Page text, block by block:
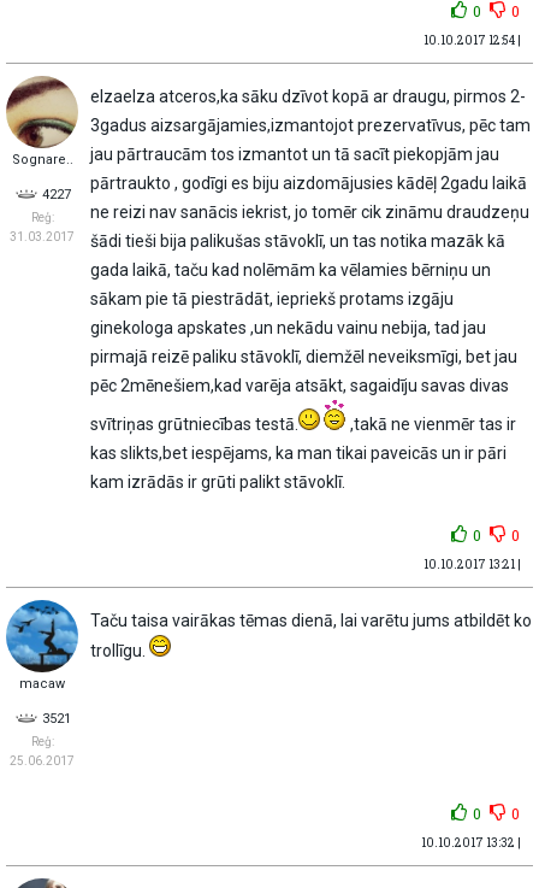
0 0
10.10.2017 12:54 |
Sognare..
4227
Reģ:
31.03.2017
elzaelza atceros,ka sāku dzīvot kopā ar draugu, pirmos 2-
3gadus aizsargājamies,izmantojot prezervatīvus, pēc tam
jau pārtraucām tos izmantot un tā sacīt piekopjām jau
pārtraukto , godīgi es biju aizdomājusies kādēļ 2gadu laikā
ne reizi nav sanācis iekrist, jo tomēr cik zināmu draudzeņu
šādi tieši bija palikušas stāvoklī, un tas notika mazāk kā
gada laikā, taču kad nolēmām ka vēlamies bērniņu un
sākam pie tā piestrādāt, iepriekš protams izgāju
ginekologa apskates ,un nekādu vainu nebija, tad jau
pirmajā reizē paliku stāvoklī, diemžēl neveiksmīgi, bet jau
pēc 2mēnešiem,kad varēja atsākt, sagaidīju savas divas
svītriņas grūtniecības testā.
,takā ne vienmēr tas ir
kas slikts,bet iespējams, ka man tikai paveicās un ir pāri
kam izrādās ir grūti palikt stāvoklī.
0 0
10.10.2017 13:21 |
macaw
3521
Reģ:
25.06.2017
Taču taisa vairākas tēmas dienā, lai varētu jums atbildēt ko
trollīgu.
0 0
10.10.2017 13:32 |